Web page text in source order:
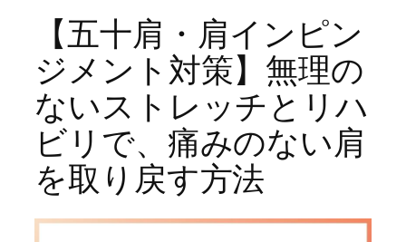
【五十肩・肩インピン
ジメント対策】無理の
ないストレッチとリハ
ビリで、痛みのない肩
を取り戻す方法